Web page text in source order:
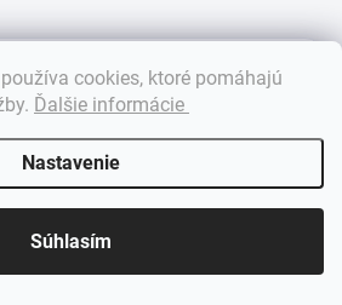
cookies, ktoré pomáhajú
. Ďalšie informácie
Nastavenie
Súhlasím
nájsť správny diel. Napíšte mi.